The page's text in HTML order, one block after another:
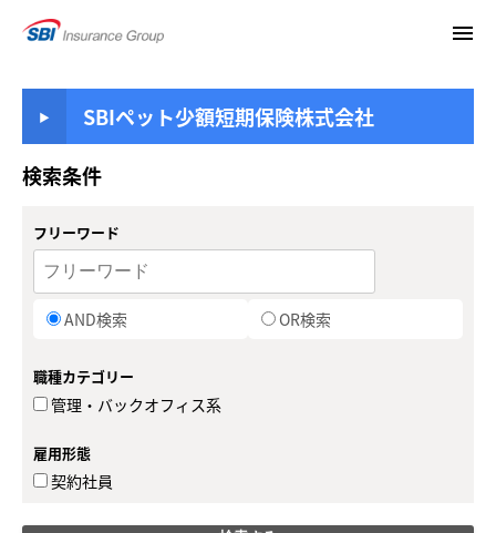
menu
SBIペット少額短期保険株式会社
検索条件
フリーワード
AND検索 OR検索
職種カテゴリー
管理・バックオフィス系
雇用形態
契約社員